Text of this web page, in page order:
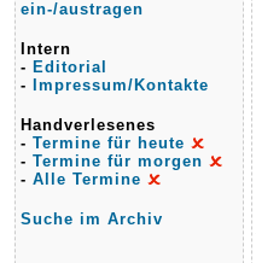
ein-/austragen
Intern
- Editorial
-
Impressum/Kontakte
Handverlesenes
- Termine für heute
- Termine für morgen
- Alle Termine
Suche im Archiv